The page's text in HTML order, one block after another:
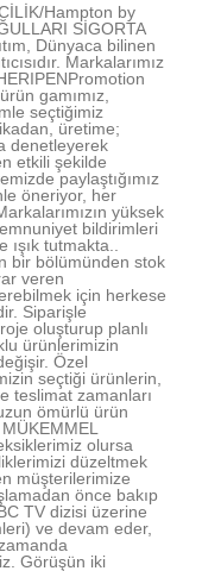
Hampton by
SİGORTA
Dünyaca bilinen
Markalarımız
gamımız,
seçtiğimiz
üretime;
denetleyerek
etkili şekilde
paylaştığımız
öneriyor, her
yüksek
bildirimleri
tutmakta..
bir bölümünden stok
veren
için herkese
Siparişle
oluşturup planlı
ürünlerimizin
Özel
seçtiği ürünlerin,
teslimat zamanları
ömürlü ürün
olursa
düzeltmek
müşterilerimize
önce bakıp
TV dizisi üzerine
ve devam eder,
Görüşün iki